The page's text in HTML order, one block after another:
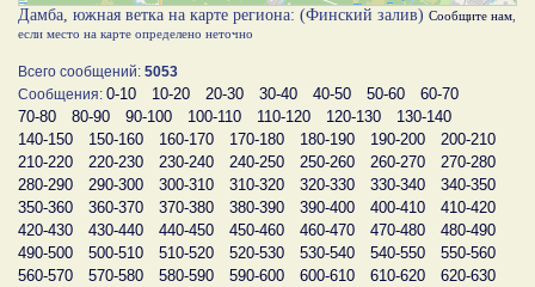
Дамба, южная ветка на карте региона: (Финский залив) Сообщите нам
если место на карте определено неточно
Всего сообщений: 5053
Сообщения: 0-10 10-20 20-30 30-40 40-50 50-60
60-70
70-80
80-90 90-100 100-110 110-120 120-130
130-140
140-150
150-160 160-170 170-180 180-190 190-200
200-210
210-220
220-230 230-240 240-250 250-260 260-270
270-280
280-290
290-300 300-310 310-320 320-330 330-340
340-350
350-360
360-370 370-380 380-390 390-400 400-410
410-420
420-430
430-440 440-450 450-460 460-470 470-480
480-490
490-500
500-510 510-520 520-530 530-540 540-550
550-560
560-570
570-580 580-590 590-600 600-610 610-620
620-630